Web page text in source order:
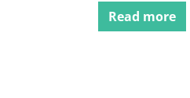
Read more